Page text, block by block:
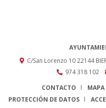
C/San Lorenzo 1022144
974 318 102
CONTACTO
MAPA
PROTECCIÓN DE DATOS